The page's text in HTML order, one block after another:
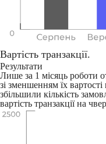
Вартість транзакції.
Результати
Лише за 1 місяць роботи
зі зменшенням їх
збільшили кількість
вартість транзакції на